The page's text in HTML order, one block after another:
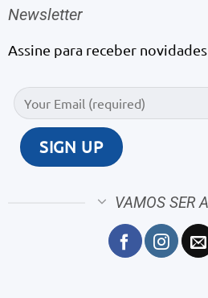
Newsletter
Assine para receber novidades
VAMOS SER